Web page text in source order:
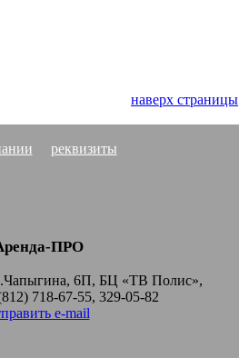
наверх страницы
реквизиты
ПРО
6П, БЦ «ТВ Полис»,
718-67-55, 329-05-82
e-mail